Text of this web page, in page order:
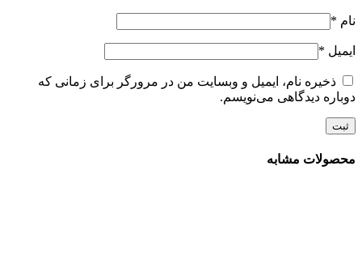
نام *
ایمیل *
ذخیره نام، ایمیل و وبسایت من در مرورگر برای زمانی که
دوباره دیدگاهی می‌نویسم.
محصولات مشابه